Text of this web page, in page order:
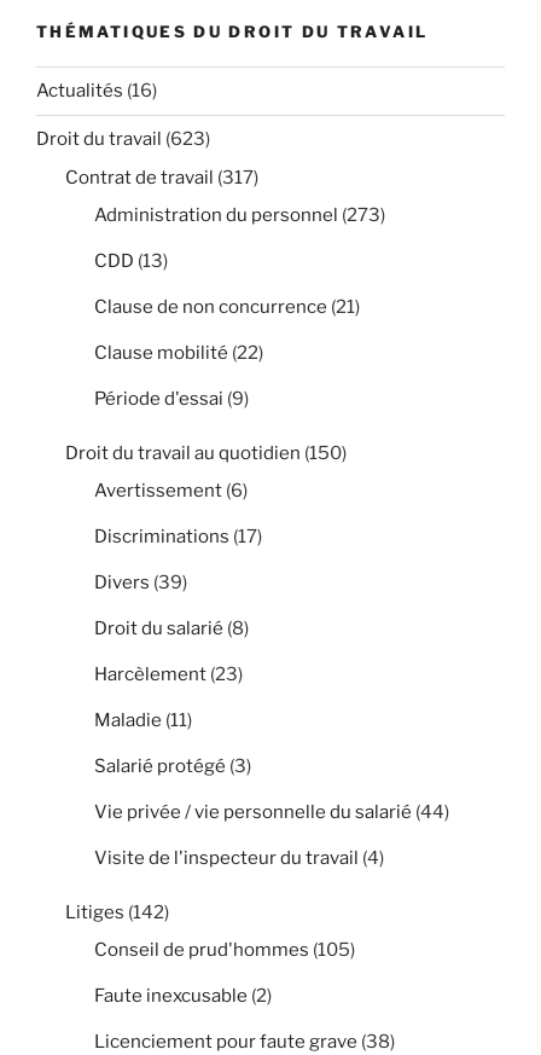
THÉMATIQUES DU DROIT DU TRAVAIL
Actualités (16)
Droit du travail (623)
Contrat de travail (317)
Administration du personnel (273)
CDD (13)
Clause de non concurrence (21)
Clause mobilité (22)
Période d'essai (9)
Droit du travail au quotidien (150)
Avertissement (6)
Discriminations (17)
Divers (39)
Droit du salarié (8)
Harcèlement (23)
Maladie (11)
Salarié protégé (3)
Vie privée / vie personnelle du salarié (44)
Visite de l'inspecteur du travail (4)
Litiges (142)
Conseil de prud'hommes (105)
Faute inexcusable (2)
Licenciement pour faute grave (38)